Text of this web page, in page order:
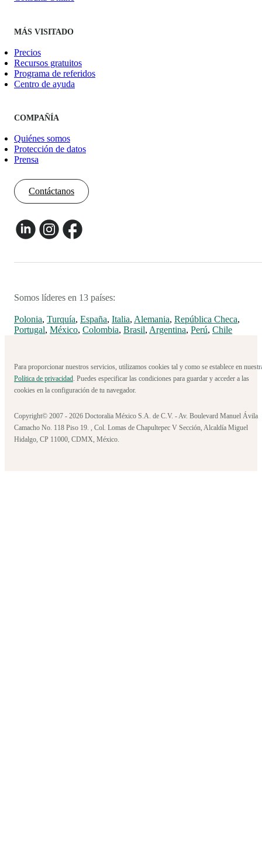
MÁS VISITADO
Precios
Recursos gratuitos
Programa de referidos
Centro de ayuda
COMPAÑÍA
Quiénes somos
Protección de datos
Prensa
Contáctanos
Somos líderes en 13 países:
Polonia, Turquía, España, Italia, Alemania, República Checa,
Portugal, México, Colombia, Brasil, Argentina, Perú, Chile
Para proporcionar nuestros servicios, utilizamos cookies tal y como se establece en
Política de privacidad. Puedes especificar las condiciones para guardar y acceder a las
cookies en la configuración de tu navegador.
Copyright© 2007 - 2026 Doctoralia México S.A. de C.V. - Av. Boulevard Manuel Ávila
Camacho No. 118 Piso 19. , Col. Lomas de Chapultepec V Sección, Alcaldía Miguel
Hidalgo, CP 11000, CDMX, México.